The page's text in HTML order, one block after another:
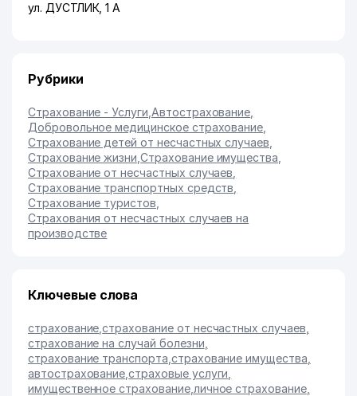
ул. ДУСТЛИК , 1 А
Рубрики
Страхование - Услуги Автострахование
Добровольное медицинское страхование
Страхование детей от несчастных случаев
Страхование жизни ,Страхование имущества
Страхование от несчастных случаев
Страхование транспортных средств
Страхование туристов
Страхования от несчастных случаев на
производстве
Ключевые слова
страхование ,страхование от несчастных случаев
страхование на случай болезни
страхование транспорта страхование имущества
автострахование ,страховые услуги
имущественное страхование, личное страхование,